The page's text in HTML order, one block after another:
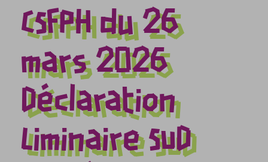
CSFPH du 26
mars 2026
Déclaration
Liminaire SUD